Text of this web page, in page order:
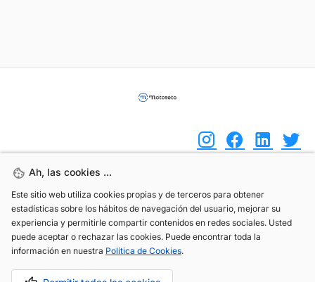
Ah, las cookies ...
Este sitio web utiliza cookies propias y de terceros para obtener
estadísticas sobre los hábitos de navegación del usuario, mejorar su
experiencia y permitirle compartir contenidos en redes sociales. Usted
puede aceptar o rechazar las cookies. Puede encontrar toda la
información en nuestra Política de Cookies.
Ah, las cookies ...
Este sitio web utiliza cookies propias y de terceros para obtener
estadísticas sobre los hábitos de navegación del usuario, mejorar su
experiencia y permitirle compartir contenidos en redes sociales. Usted
puede aceptar o rechazar las cookies. Puede encontrar toda la
información en nuestra Política de Cookies.
(+34) 744 408 070
info@motoreto.com